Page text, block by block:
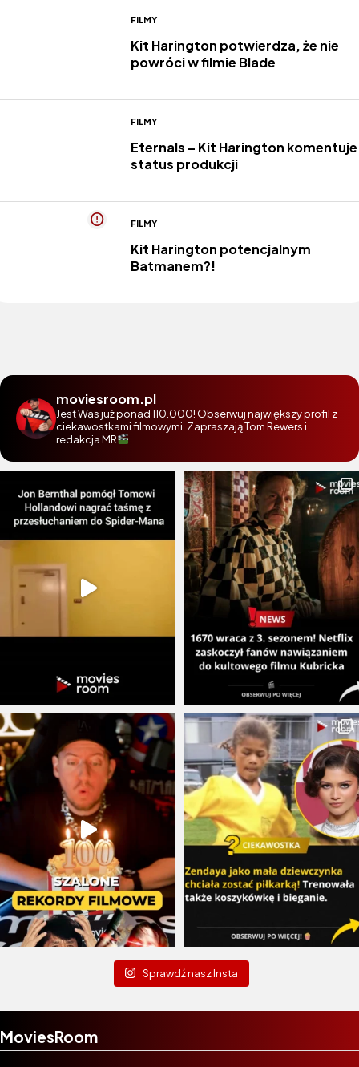
FILMY
Kit Harington potwierdza, że nie
powróci w filmie Blade
FILMY
Eternals – Kit Harington komentuje
status produkcji
FILMY
Kit Harington potencjalnym
Batmanem?!
moviesroom.pl
Jest Was już ponad 110.000! Obserwuj największy profil z
ciekawostkami filmowymi. Zapraszają Tom Rewers i
redakcja MR
Sprawdź nasz Insta
MoviesRoom